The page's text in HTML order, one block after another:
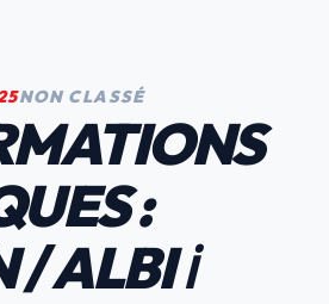
NON CLASSÉ
:
/ ALBI ℹ️